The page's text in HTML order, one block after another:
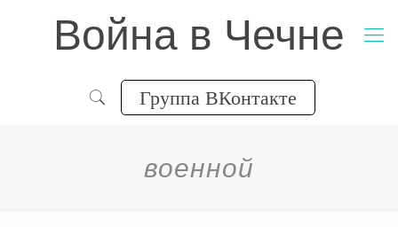
Война в Чечне
Группа ВКонтакте
военной